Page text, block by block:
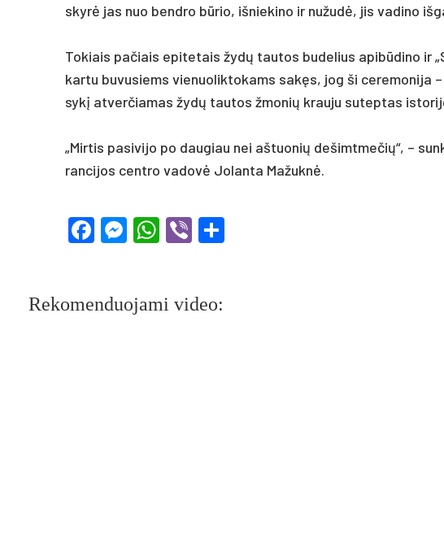
skyrė jas nuo bend­ro būrio, iš­nie­ki­no ir nu­žudė, jis va­di­no
To­kiais pa­čiais epi­te­tais žydų tau­tos bu­de­lius api­būdi­no ir
kar­tu bu­vu­siems vie­nuo­lik­to­kams sakęs, jog ši ce­re­mo­ni­ja
sykį at­ver­čia­mas žydų tau­tos žmo­nių krau­ju su­tep­tas
„Mir­tis pa­si­vi­jo po dau­giau nei aš­tuo­nių de­šimt­me­čių“, –
ran­ci­jos cent­ro va­dovė Jo­lan­ta Ma­žuknė.
Facebook
Messenger
WhatsApp
Viber
Rekomenduojami video: